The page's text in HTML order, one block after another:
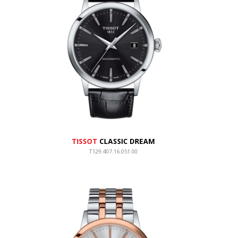
TISSOT CLASSIC DREAM
T129.407.16.051.00